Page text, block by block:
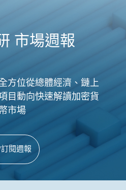
市場週報
方位從總體經濟、鏈上
目動向快速解讀加密貨
市場
訂閱週報